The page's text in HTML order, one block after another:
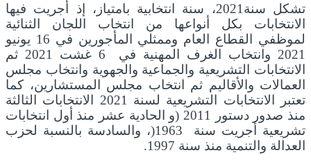
تشكل سنة2021، سنة انتخابية بامتياز، إذ أجريت فيها
الانتخابات بكل أنواعها من انتخاب اللجان الثنائية
لموظفي القطاع العام وممثلي المأجورين في 16 يونيو
2021 وانتخاب الغرف المهنية في 6 غشت 2021 ثم
الانتخابات التشريعية والجماعية والجهوية وانتخاب مجلس
العمالات والأقاليم ثم انتخاب مجلس المستشارين، كما
تعتبر الانتخابات التشريعية لسنة 2021 الانتخابات الثالثة
منذ صدور دستور 2011 (و الحادية عشر منذ أول انتخابات
تشريعية أجريت سنة 1963(، والسادسة بالنسبة لحزب
العدالة والتنمية منذ سنة 1997.